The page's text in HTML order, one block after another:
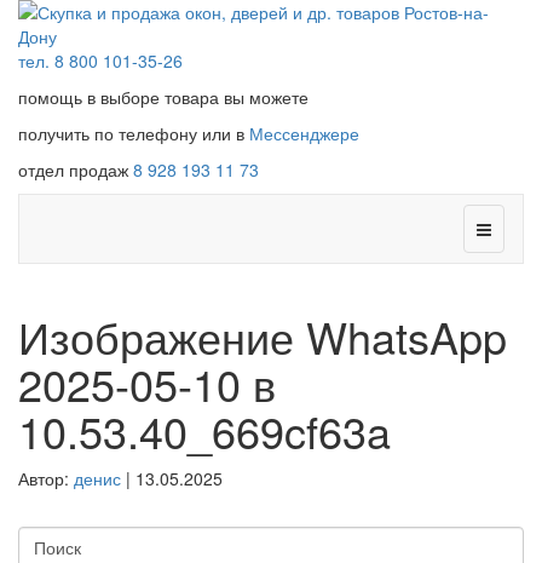
тел. 8 800 101-35-26
помощь в выборе товара вы можете
получить по телефону или в Мессенджере
отдел продаж 8 928 193 11 73
Изображение WhatsApp
2025-05-10 в
10.53.40_669cf63a
Автор: денис | 13.05.2025